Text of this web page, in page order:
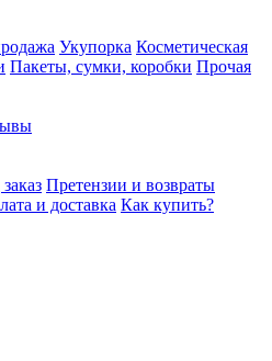
Укупорка Косметическая
Пакеты, сумки, коробки Прочая
Претензии и возвраты
и доставка Как купить?